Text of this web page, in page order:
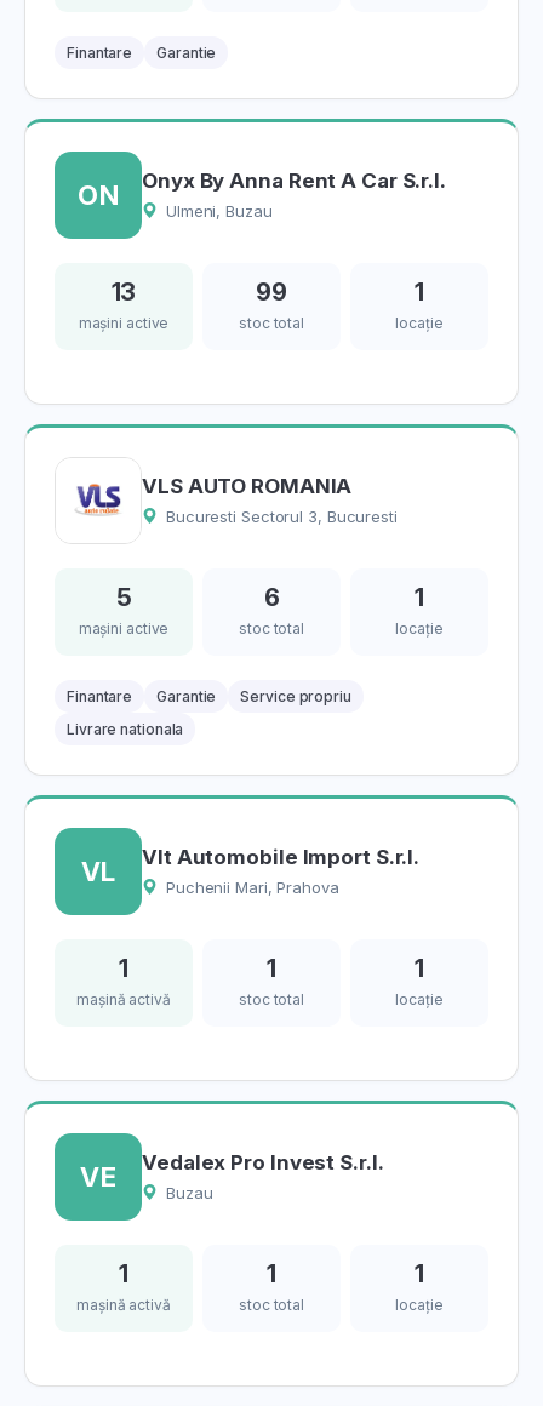
Finantare Garantie
ON Onyx By Anna Rent A Car S.r.l.
Ulmeni, Buzau
13
mașini active
99
stoc total
1
locație
VLS AUTO ROMANIA
Bucuresti Sectorul 3, Bucuresti
5
mașini active
6
stoc total
1
locație
Finantare Garantie
Service propriu
Livrare nationala
VL Vlt Automobile Import S.r.l.
Puchenii Mari, Prahova
1
mașină activă
1
stoc total
1
locație
VE Vedalex Pro Invest S.r.l.
Buzau
1
mașină activă
1
stoc total
1
locație